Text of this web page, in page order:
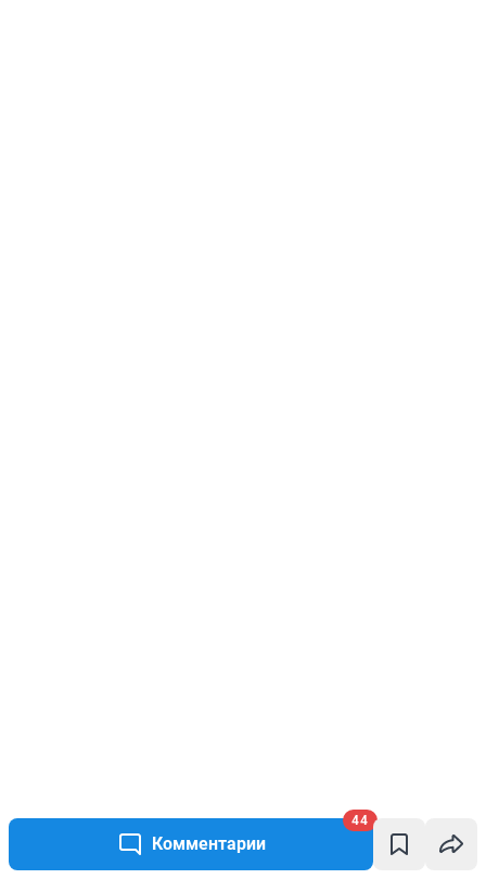
Комментарии
44